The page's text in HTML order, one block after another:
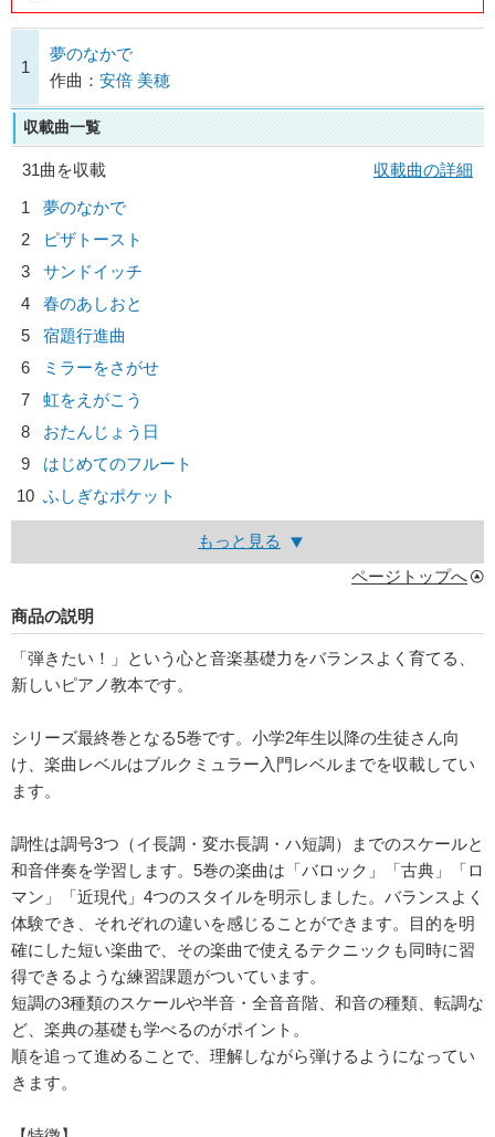
1
夢のなかで
作曲： 安倍 美穂
収載曲一覧
31曲を収載
収載曲の詳細
1
夢のなかで
2
ピザトースト
3
サンドイッチ
4
春のあしおと
5
宿題行進曲
6
ミラーをさがせ
7
虹をえがこう
8
おたんじょう日
9
はじめてのフルート
10 ふしぎなポケット
もっと見る
ページトップへ
商品の説明
「弾きたい！」という心と音楽基礎力をバランスよく育てる、
新しいピアノ教本です。
シリーズ最終巻となる5巻です。小学2年生以降の生徒さん向
け、楽曲レベルはブルクミュラー入門レベルまでを収載してい
ます。
調性は調号3つ（イ長調・変ホ長調・ハ短調）までのスケールと
和音伴奏を学習します。5巻の楽曲は「バロック」「古典」「ロ
マン」「近現代」4つのスタイルを明示しました。バランスよく
体験でき、それぞれの違いを感じることができます。目的を明
確にした短い楽曲で、その楽曲で使えるテクニックも同時に習
得できるような練習課題がついています。
短調の3種類のスケールや半音・全音音階、和音の種類、転調な
ど、楽典の基礎も学べるのがポイント。
順を追って進めることで、理解しながら弾けるようになってい
きます。